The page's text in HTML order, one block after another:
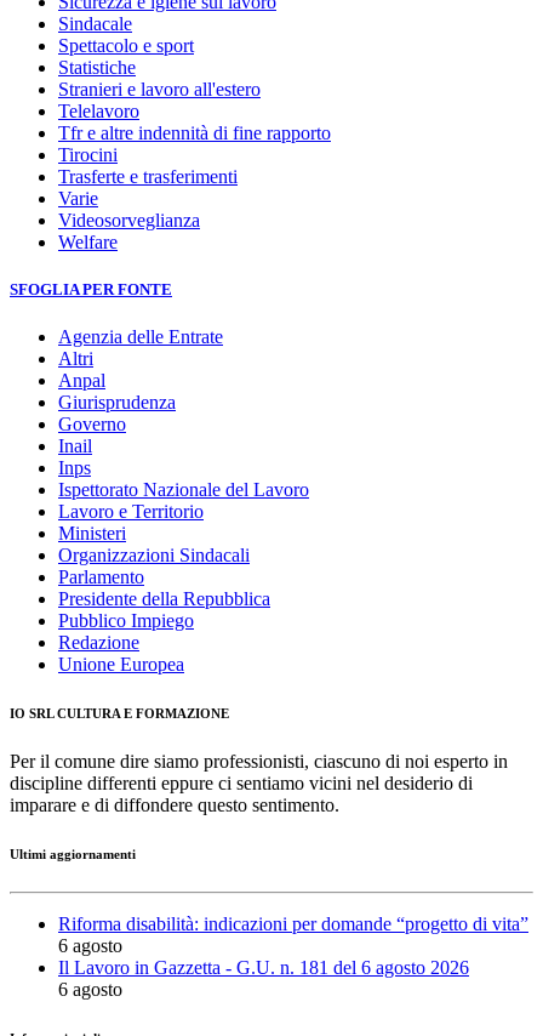
Sindacale
Spettacolo e sport
Statistiche
Stranieri e lavoro all'estero
Telelavoro
Tfr e altre indennità di fine rapporto
Tirocini
Trasferte e trasferimenti
Varie
Videosorveglianza
Welfare
SFOGLIA PER FONTE
Agenzia delle Entrate
Altri
Anpal
Giurisprudenza
Governo
Inail
Inps
Ispettorato Nazionale del Lavoro
Lavoro e Territorio
Ministeri
Organizzazioni Sindacali
Parlamento
Presidente della Repubblica
Pubblico Impiego
Redazione
Unione Europea
IO SRL CULTURA E FORMAZIONE
Per il comune dire siamo professionisti, ciascuno di noi esperto in
discipline differenti eppure ci sentiamo vicini nel desiderio di
imparare e di diffondere questo sentimento.
Ultimi aggiornamenti
Riforma disabilità: indicazioni per domande “progetto di vita”
6 agosto
Il Lavoro in Gazzetta - G.U. n. 181 del 6 agosto 2026
6 agosto